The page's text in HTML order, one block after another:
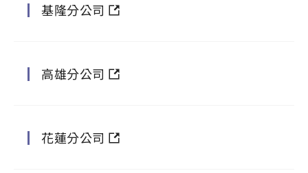
基隆分公司
高雄分公司
花蓮分公司